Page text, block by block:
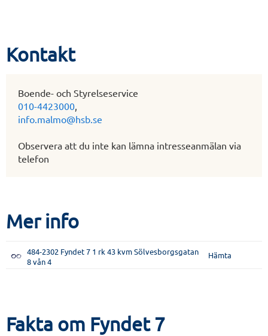
Kontakt
Boende- och Styrelseservice
010-4423000
info.malmo@hsb.se
Observera att du inte kan lämna intresseanmälan via
telefon
Mer info
484-2302 Fyndet 7 1 rk 43 kvm Sölvesborgsgatan
8 vån 4
Hämta
Fakta om Fyndet 7